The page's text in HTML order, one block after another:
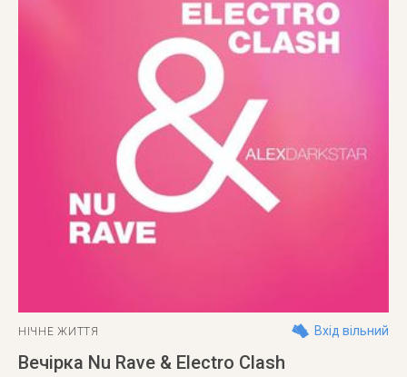
НІЧНЕ ЖИТТЯ Вхід вільний
Вечірка Nu Rave & Electro Clash